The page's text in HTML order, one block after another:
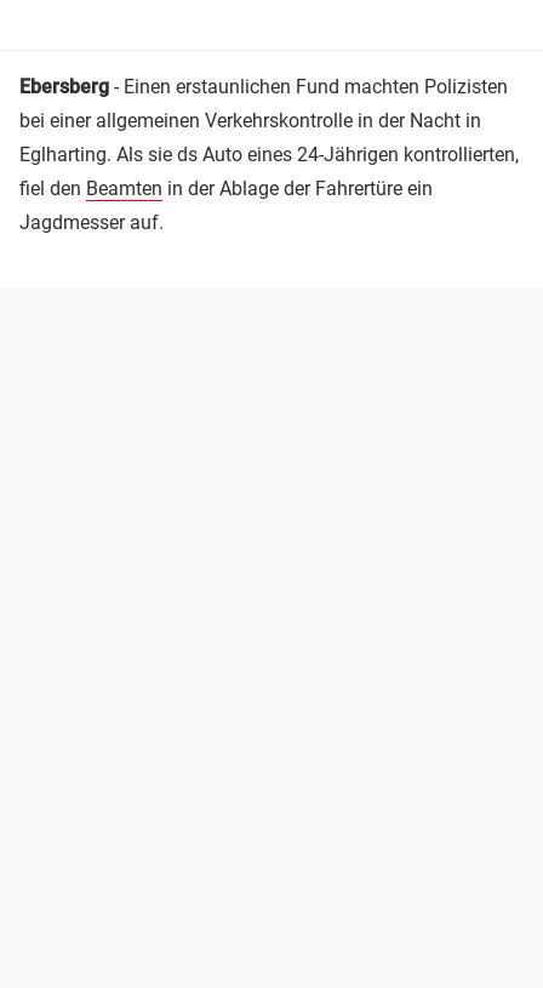
Ebersberg - Einen erstaunlichen Fund machten Polizisten
bei einer allgemeinen Verkehrskontrolle in der Nacht in
Eglharting. Als sie ds Auto eines 24-Jährigen kontrollierten,
fiel den Beamten in der Ablage der Fahrertüre ein
Jagdmesser auf.